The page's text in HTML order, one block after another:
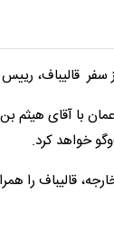
قالیباف،
عمان با آقای
خواهد کرد.
قالیباف را